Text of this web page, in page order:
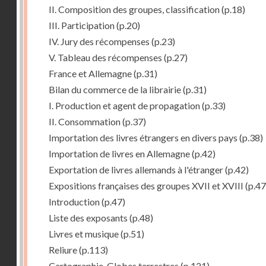
II. Composition des groupes, classification(p.18)
III. Participation(p.20)
IV. Jury des récompenses (p.23)
V. Tableau des récompenses (p.27)
France et Allemagne(p.31)
Bilan du commerce de la librairie(p.31)
I. Production et agent de propagation(p.33)
II. Consommation(p.37)
Importation des livres étrangers en divers pays (p.38)
Importation de livres en Allemagne(p.42)
Exportation de livres allemands à l'étranger(p.42)
Expositions françaises des groupes XVII et XVIII
Introduction(p.47)
Liste des exposants (p.48)
Livres et musique(p.51)
Reliure(p.113)